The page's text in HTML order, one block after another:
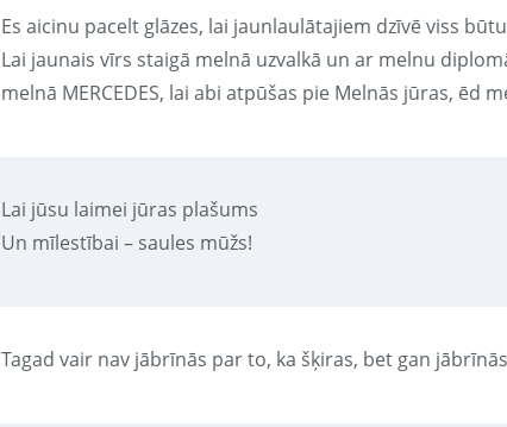
Es aicinu pacelt glāzes, lai jaunlaulātajiem dzīvē viss
Lai jaunais vīrs staigā melnā uzvalkā un ar melnu
melnā MERCEDES, lai abi atpūšas pie Melnās jūras,
Lai jūsu laimei jūras plašums
Un mīlestībai – saules mūžs!
Tagad vair nav jābrīnās par to, ka šķiras, bet gan